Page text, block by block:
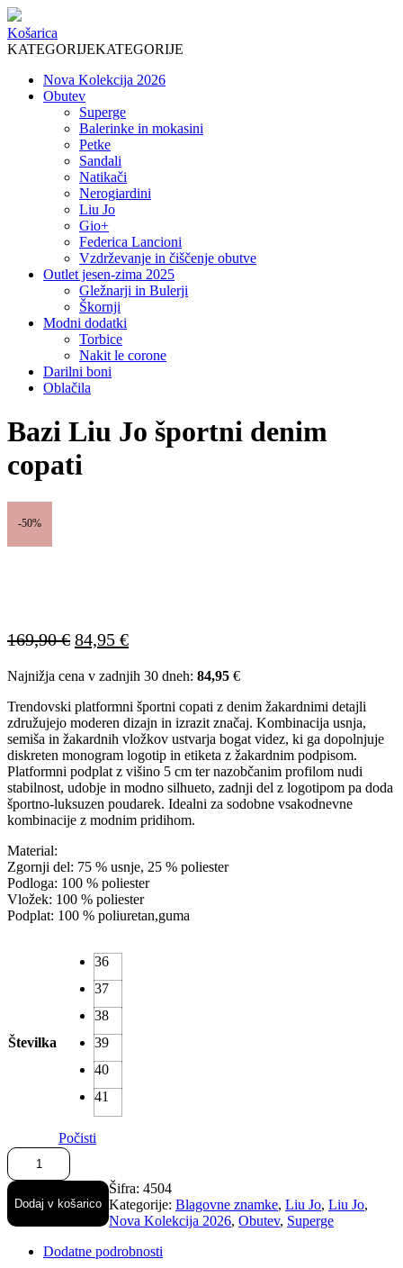
Košarica
KATEGORIJEKATEGORIJE
Nova Kolekcija 2026
Obutev
Superge
Balerinke in mokasini
Petke
Sandali
Natikači
Nerogiardini
Liu Jo
Gio+
Federica Lancioni
Vzdrževanje in čiščenje obutve
Outlet jesen-zima 2025
Gležnarji in Bulerji
Škornji
Modni dodatki
Torbice
Nakit le corone
Darilni boni
Oblačila
Bazi Liu Jo športni denim
copati
-50%
169,90€ Izvirna
je
bila:
169,90 €.
84,95 €Trenutna
je:
84,95 €.
Najnižja cena v zadnjih 30 dneh: 84,95 €
Trendovski platformni športni copati z denim žakardnimi detajli
združujejo moderen dizajn in izrazit značaj. Kombinacija usnja,
semiša in žakardnih vložkov ustvarja bogat videz, ki ga dopolnjuje
diskreten monogram logotip in etiketa z žakardnim podpisom.
Platformni podplat z višino 5 cm ter nazobčanim profilom nudi
stabilnost, udobje in modno silhueto, zadnji del z logotipom pa doda
športno-luksuzen poudarek. Idealni za sodobne vsakodnevne
kombinacije z modnim pridihom.
Material:
Zgornji del: 75 % usnje, 25 % poliester
Podloga: 100 % poliester
Vložek: 100 % poliester
Podplat: 100 % poliuretan,guma
Številka
36
37
38
39
40
41
Počisti
Bazi
Liu
Jo
športni
denim
količina
Dodaj v košarico
Šifra: 4504
Kategorije: Blagovne znamke, Liu Jo, Liu Jo,
Nova Kolekcija 2026, Obutev, Superge
Dodatne podrobnosti